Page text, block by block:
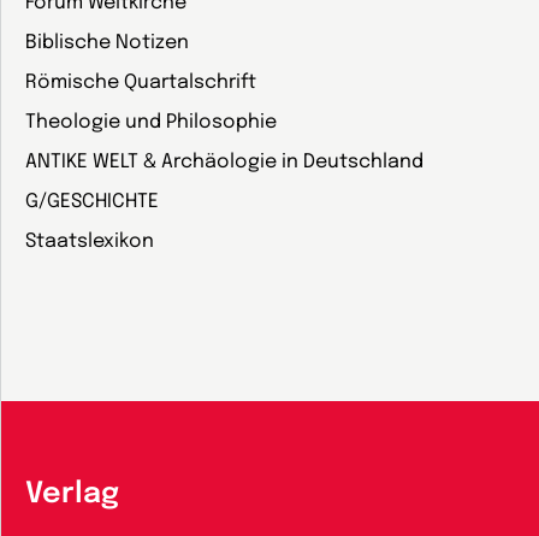
Biblische Notizen
Römische Quartalschrift
Theologie und Philosophie
ANTIKE WELT & Archäologie in Deutschland
G/GESCHICHTE
Staatslexikon
Verlag